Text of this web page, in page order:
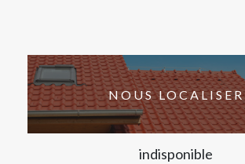
NOUS LOCALISER
indisponible